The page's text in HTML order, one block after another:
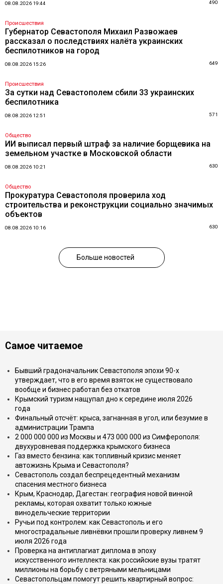
08.08.2026 19:44 490
Происшествия
Губернатор Севастополя Михаил Развожаев
рассказал о последствиях налёта украинских
беспилотников на город
08.08.2026 15:26 649
Происшествия
За сутки над Севастополем сбили 33 украинских
беспилотника
08.08.2026 12:51 571
Общество
ИИ выписал первый штраф за наличие борщевика на
земельном участке в Московской области
08.08.2026 10:21 630
Общество
Прокуратура Севастополя проверила ход
строительства и реконструкции социально значимых
объектов
08.08.2026 10:16 630
Больше новостей
Самое читаемое
Бывший градоначальник Севастополя эпохи 90-х
утверждает, что в его время взяток не существовало
вообще и бизнес работал без откатов
Крымский туризм нащупал дно к середине июля 2026
года
Финальный отсчёт: крыса, загнанная в угол, или безумие в
администрации Трампа
2 000 000 000 из Москвы и 473 000 000 из Симферополя:
двухуровневая поддержка крымского бизнеса
Газ вместо бензина: как топливный кризис меняет
автожизнь Крыма и Севастополя?
Севастополь создал беспрецедентный механизм
спасения местного бизнеса
Крым, Краснодар, Дагестан: география новой винной
рекламы, которая охватит только южные
винодельческие территории
Ручьи под контролем: как Севастополь и его
многострадальные ливнёвки прошли проверку ливнем 9
июля 2026 года
Проверка на антиплагиат диплома в эпоху
искусственного интеллекта: как российские вузы тратят
миллионы на борьбу с ветряными мельницами
Севастопольцам помогут решить квартирный вопрос: